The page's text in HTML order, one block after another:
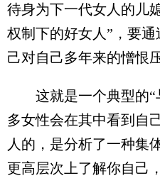
待身为下一代女人的儿
权制下的好女人”，要
己对自己多年来的憎恨
这就是一个典型的“
多女性会在其中看到自
人的，是分析了一种集
更高层次上了解你自己